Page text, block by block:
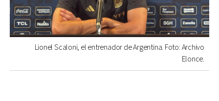
Lionel Scaloni, el entrenador de Argentina. Foto: Archivo
Elonce.